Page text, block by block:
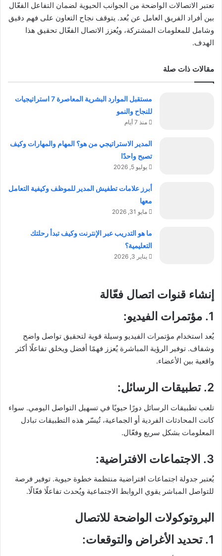
تعتبر الاتصالات الواضحة من الجوانب الحيوية لضمان التفاعل الفعّال
بين أفراد الفريق العامل عن بُعد. يتوقف نجاح التعاون على فهم دقيق
وشامل للمعلومات المشتركة، ويُعزز الاتصال الفعّال تحقيق هذا
الهدف.
مقالات ذات صلة
مستقبل الموارد البشرية المعاصرة 7 استراتيجيات
للنجاح والنمو
منذ 7 أيام
المدير الاستراتيجي من هو؟ المهام والمهارات وكيف
تصبح واحدًا
يوليو 5, 2026
أبرز علامات تطفيش المدير للموظف وكيفية التعامل
معها
مايو 31, 2026
ما هو التدريب عبر الإنترنت وكيف تبدأ رحلتك
التعليمية؟
يناير 3, 2026
إنشاء قنوات اتصال فعّالة
1. مؤتمرات الفيديو:
يُعد استخدام مؤتمرات الفيديو وسيلة قوية لتحقيق تواصل واضح
وشفاف. توفير الرؤية المباشرة يُعزز فهمًا أفضل ويخلق تفاعلًا أكثر
واقعية بين الأعضاء.
2. تطبيقات الرسائل:
تلعب تطبيقات الرسائل دورًا حيويًا في تسهيل التواصل اليومي. سواء
كانت المحادثات الفردية أو الجماعية، تُيسّر هذه التطبيقات تبادل
المعلومات بشكل سريع وفعّال.
3. الاجتماعات الافتراضية:
يُعتبر جدولة اجتماعات افتراضية منتظمة خطوة حيوية. توفير فرصة
للتواصل المباشر يقوي الروابط الاجتماعية ويُحدث تفاعلًا فعّالًا.
البروتوكولات الواضحة للاتصال
1. تحديد الأغراض والتوقعات: